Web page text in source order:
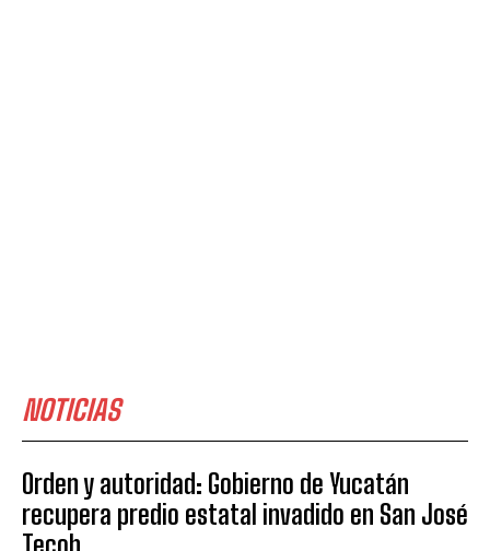
NOTICIAS
Orden y autoridad: Gobierno de Yucatán
recupera predio estatal invadido en San José